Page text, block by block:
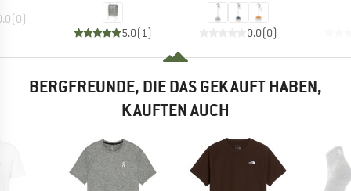
(0)
5.0(1 ) 0.0(0)
BERGFREUNDE, DIE DAS GEKAUFT HABEN,
KAUFTEN AUCH